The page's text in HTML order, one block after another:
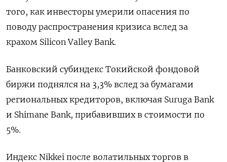
того, как инвесторы умерили опасения по
поводу распространения кризиса вслед за
крахом Silicon Valley Bank.
Банковский субиндекс Токийской фондовой
биржи поднялся на 3,3% вслед за бумагами
региональных кредиторов, включая Suruga Bank
и Shimane Bank, прибавивших в стоимости по
5%.
Индекс Nikkei после волатильных торгов в